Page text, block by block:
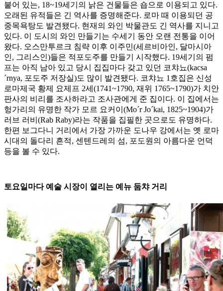
붙어 있는, 18~19세기의 낡은 건물들은 숍으로 이용되고 있다.
오래된 유적들은 긴 역사를 증명해준다. 로마 때 이용되던 공
중목욕탕도 발견됐다. 현재의 와인 박물관도 긴 역사를 지니고
있다. 이 도시의 와인 만들기는 수세기 동안 오랜 전통을 이어
왔다. 오스만투르크 침략 이후 이주민(세르비아인, 달마시아
인, 그리스인)들은 적포도주를 만들기 시작했다. 19세기의 펌
프는 아직 남아 있고 당시 집집마다 갖고 있던 코챠뇨(kacsa
´rnya, 포도주 저장실)도 많이 발견됐다. 코챠뇨 1호집은 신성
로마제국 황제 요제프 2세(1741~1790, 재위 1765~1790)가 치안
판사의 비리를 조사하라고 조사관에게 준 집이다. 이 집에서는
헝가리의 유명한 작가 모르 요커이(Mo´r Jo´kai, 1825~1904)가
러브 러비(Rab Raby)라는 작품을 집필한 곳으로도 유명하다.
한편 보그다니 거리에서 가장 가까운 도나우 강에서는 옛 로마
시대의 돌다리 흔적, 센텐드레의 섬, 포도원의 아름다운 언덕
등을 볼 수 있다.
토요일마다 예술 시장이 열리는 예뉴 둠챠 거리